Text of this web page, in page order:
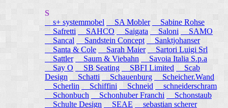
S
s+ systemmobel
SA Mobler
Sabine Rohse
Safretti
SAHCO Saigata Saloni
SAMO
Sancal
Sandstein Concept
Sanktjohanser
Santa & Cole
Sarah Maier
Sartori Luigi Srl
Sattler
Saum & Viebahn
Savoia Italia S.p.a
Say O
SB Seating SBFI Limited
Scab
Design
Schatti Schauenburg
Scheicher.Wand
Scherlin
Schiffini Schneid
schneiderschram
Schonbuch
Schonhuber Franchi
Schonstaub
Schulte Design
SEAE
sebastian scherer